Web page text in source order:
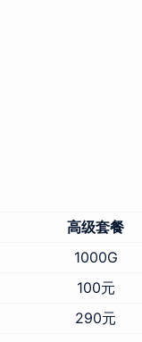
高级套餐
1000G
100元
290元